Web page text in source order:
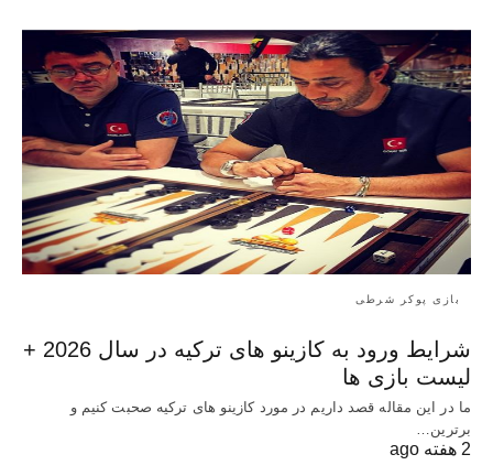
بازی پوکر شرطی
شرایط ورود به کازینو های ترکیه در سال 2026 +
لیست بازی ها
ما در این مقاله قصد داریم در مورد کازینو های ترکیه صحبت کنیم و
برترین…
2 هفته ago